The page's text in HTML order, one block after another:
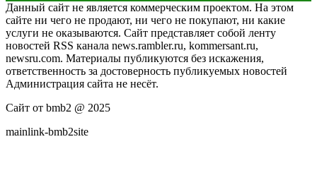
Данный сайт не является коммерческим проектом. На этом
сайте ни чего не продают, ни чего не покупают, ни какие
услуги не оказываются. Сайт представляет собой ленту
новостей RSS канала news.rambler.ru, kommersant.ru,
newsru.com. Материалы публикуются без искажения,
ответственность за достоверность публикуемых новостей
Администрация сайта не несёт.
Сайт от bmb2 @ 2025
mainlink-bmb2site